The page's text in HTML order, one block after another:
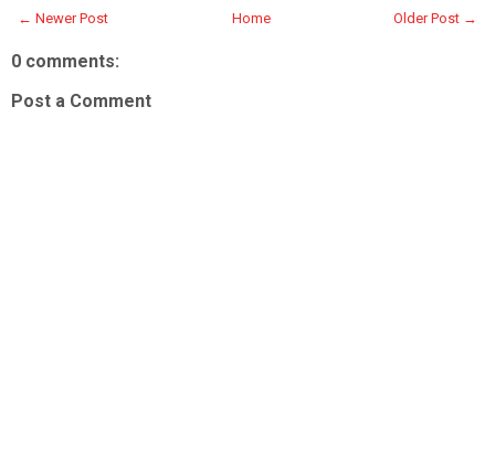
← Newer Post Older Post →
Home
0 comments:
Post a Comment